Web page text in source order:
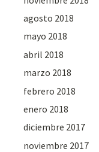
agosto 2018
mayo 2018
abril 2018
marzo 2018
febrero 2018
enero 2018
diciembre 2017
noviembre 2017